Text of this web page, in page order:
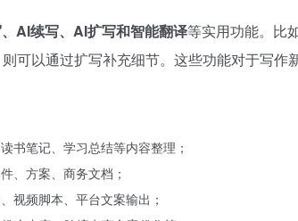
AI续写、AI扩写和智能翻译等实用功能。比
可以通过扩写补充细节。这些功能对于写作
书笔记、学习总结等内容整理；
、方案、商务文档；
视频脚本、平台文案输出；